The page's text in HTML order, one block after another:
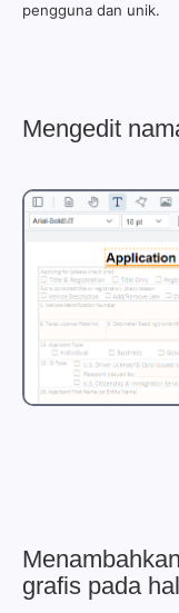
pengguna dan unik.
Mengedit
grafis pada